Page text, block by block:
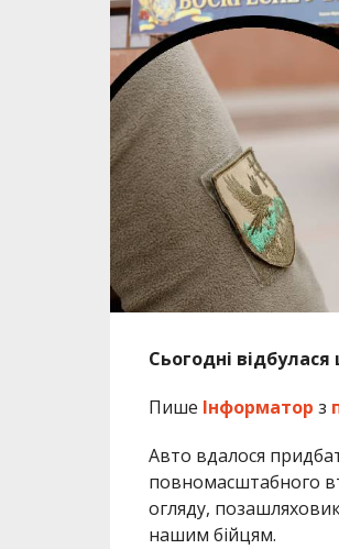
Сьогодні
Пише Інформатор з
Авто вдалося
повномасштабного
огляду,
нашим бійцям.